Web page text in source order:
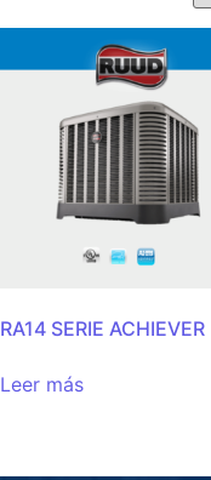
RA14 SERIE ACHIEVER
Leer más